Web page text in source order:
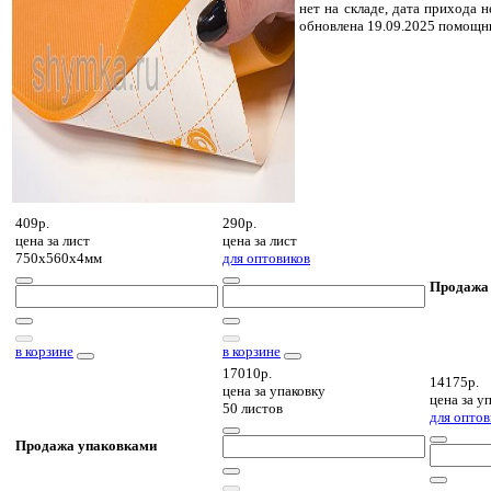
нет на складе, дата прихода
обновлена 19.09.2025
409р.
цена за лист
750х560х4мм
в корзине
290р.
цена за лист
для оптовиков
в корзине
Продажа
Продажа упаковками
17010р.
цена за упаковку
50 листов
14175р.
цена за
для